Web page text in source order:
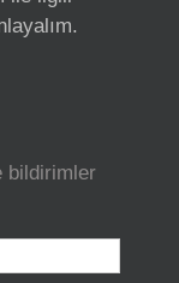
bildirimler